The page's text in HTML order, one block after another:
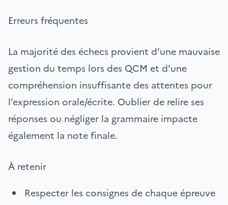
Erreurs fréquentes
La majorité des échecs provient d’une mauvaise
gestion du temps lors des QCM et d’une
compréhension insuffisante des attentes pour
l’expression orale/écrite. Oublier de relire ses
réponses ou négliger la grammaire impacte
également la note finale.
À retenir
Respecter les consignes de chaque épreuve